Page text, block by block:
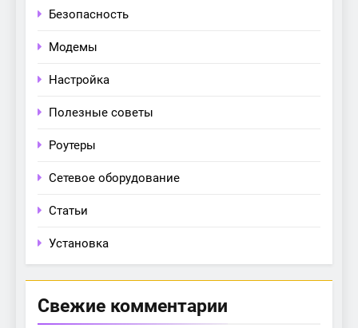
Безопасность
Модемы
Настройка
Полезные советы
Роутеры
Сетевое оборудование
Статьи
Установка
Свежие комментарии